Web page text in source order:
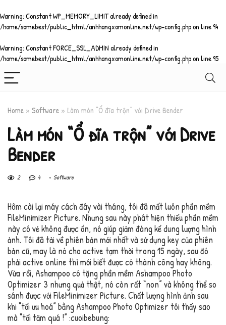
Warning: Constant WP_MEMORY_LIMIT already defined in
/home/somebest/public_html/anhhangxomonline.net/wp-config.phpon line94
Warning: Constant FORCE_SSL_ADMIN already defined in
/home/somebest/public_html/anhhangxomonline.net/wp-config.phpon line95
Home » Software » Làm món “Ổ đĩa trộn” với Drive Bender
Làm món “Ổ đĩa trộn” với Drive
Bender
2 4 Software
Hôm cài lại máy cách đây vài tháng, tôi đã mất luôn phần mềm
FileMinimizer Picture. Nhưng sau này phát hiện thiếu phần mềm
này có vẻ không được ổn, nó giúp giảm đáng kể dung lượng hình
ảnh. Tôi đã tải về phiên bản mới nhất và sử dụng key của phiên
bản cũ, may là nó cho active tạm thời trong 15 ngày, sau đó
phải active online thì mới biết được có thành công hay không.
Vừa rồi, Ashampoo có tặng phần mềm Ashampoo Photo
Optimizer 3 nhưng quả thật, nó còn rất “non” và không thể so
sánh được với FileMinimizer Picture. Chất lượng hình ảnh sau
khi “tối ưu hoá” bằng Ashampoo Photo Optimizer tôi thấy sao
mà “tối tăm quá !” :cuoibebung: